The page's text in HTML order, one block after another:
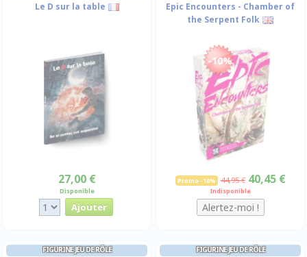
Le D sur la table
27,00 €
Disponible
Epic Encounters - Chamber of
the Serpent Folk
-10%
Promo -10% 44,95 € 40,45 €
Indisponible
FIGURINE JEU DE RÔLE FIGURINE JEU DE RÔLE